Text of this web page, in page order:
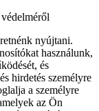
nyújtani.
használunk,
és
hirdetés személyre
a személyre
az Ön